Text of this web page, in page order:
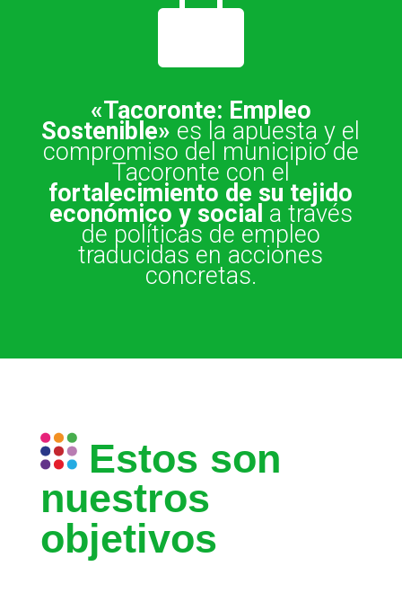

«Tacoronte: Empleo
Sostenible» es la apuesta y el
compromiso del municipio de
Tacoronte con el
fortalecimiento de su tejido
económico y social a través
de políticas de empleo
traducidas en acciones
concretas.
Estos son
nuestros
objetivos